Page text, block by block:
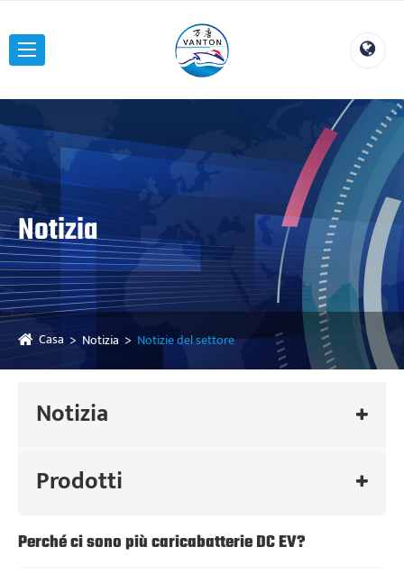
Notizia
Casa Notizia Notizie del settore
Notizia
Prodotti
Perché ci sono più caricabatterie DC EV?